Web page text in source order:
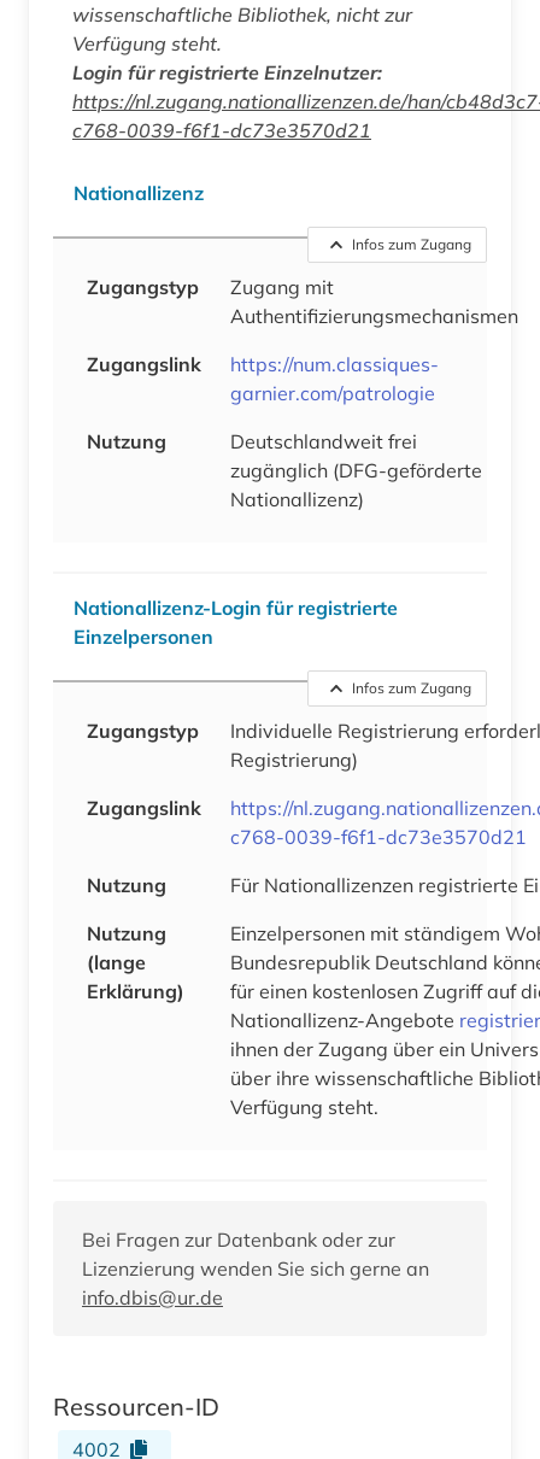
wissenschaftliche Bibliothek, nicht zur
Verfügung steht.
Login für registrierte Einzelnutzer:
https://nl.zugang.nationallizenzen.de/han/
c768-0039-f6f1-dc73e3570d21
Nationallizenz
Infos zum Zugang
Zugangstyp
Zugang mit
Authentifizierungsmechanismen
Zugangslink
https://num.classiques-
garnier.com/patrologie
Nutzung
Deutschlandweit frei
zugänglich (DFG-geförderte
Nationallizenz)
Nationallizenz-Login für registrierte
Einzelpersonen
Infos zum Zugang
Zugangstyp
Individuelle Registrierung
Registrierung)
Zugangslink
https://
c768-0039-f6f1-dc73e3570d21
Nutzung
Für Nationallizenzen registrierte
Nutzung
(lange
Erklärung)
Einzelpersonen mit ständigem
Bundesrepublik Deutschland
für einen kostenlosen Zugriff auf
Nationallizenz-Angebote
ihnen der Zugang über ein
über ihre wissenschaftliche
Verfügung steht.
Bei Fragen zur Datenbank oder zur
Lizenzierung wenden Sie sich gerne an
info.dbis@ur.de
Ressourcen-ID
4002